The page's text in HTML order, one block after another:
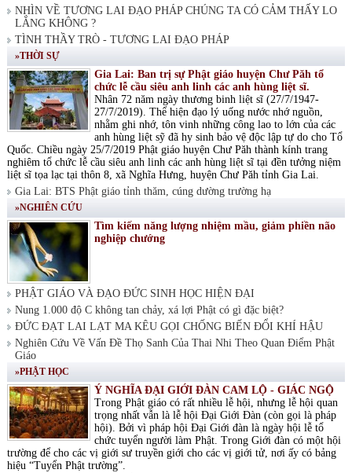
NHÌN VỀ TƯƠNG LAI ĐẠO PHÁP CHÚNG TA CÓ CẢM THẤY LO
LẮNG KHÔNG ?
TÌNH THẦY TRÒ - TƯƠNG LAI ĐẠO PHÁP
»THỜI SỰ
Gia Lai: Ban trị sự Phật giáo huyện Chư Păh tổ
chức lễ cầu siêu anh linh các anh hùng liệt sĩ.
Nhân 72 năm ngày thương binh liệt sĩ (27/7/1947-
27/7/2019). Thể hiện đạo lý uống nước nhớ nguồn,
nhằm ghi nhớ, tôn vinh những công lao to lớn của các
anh hùng liệt sỹ đã hy sinh bảo vệ độc lập tự do cho Tổ
Quốc. Chiều ngày 25/7/2019 Phật giáo huyện Chư Păh thành kính trang
nghiêm tổ chức lễ cầu siêu anh linh các anh hùng liệt sĩ tại đền tưởng niệm
liệt sĩ tọa lạc tại thôn 8, xã Nghĩa Hưng, huyện Chư Păh tỉnh Gia Lai.
Gia Lai: BTS Phật giáo tỉnh thăm, cúng dường trường hạ
»NGHIÊN CỨU
Tìm kiếm năng lượng nhiệm mầu, giảm phiền não
nghiệp chướng
PHẬT GIÁO VÀ ĐẠO ĐỨC SINH HỌC HIỆN ĐẠI
Nung 1.000 độ C không tan chảy, xá lợi Phật có gì đặc biệt?
ĐỨC ĐẠT LAI LẠT MA KÊU GỌI CHỐNG BIẾN ĐỔI KHÍ HẬU
Nghiên Cứu Về Vấn Đề Thọ Sanh Của Thai Nhi Theo Quan Điểm Phật
Giáo
»PHẬT HỌC
Ý NGHĨA ĐẠI GIỚI ĐÀN CAM LỘ - GIÁC NGỘ
Trong Phật giáo có rất nhiều lễ hội, nhưng lễ hội quan
trọng nhất vẫn là lễ hội Đại Giới Đàn (còn gọi là pháp
hội). Bởi vì pháp hội Đại Giới đàn là ngày hội lễ tổ
chức tuyển người làm Phật. Trong Giới đàn có một hội
trường để cho các vị giới sư truyền giới cho các vị giới tử, nơi ấy có bảng
hiệu “Tuyển Phật trường”.